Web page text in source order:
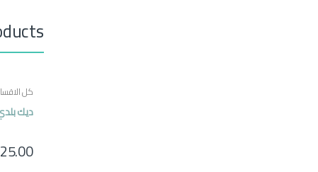
كل
ديك بلدي
25.00